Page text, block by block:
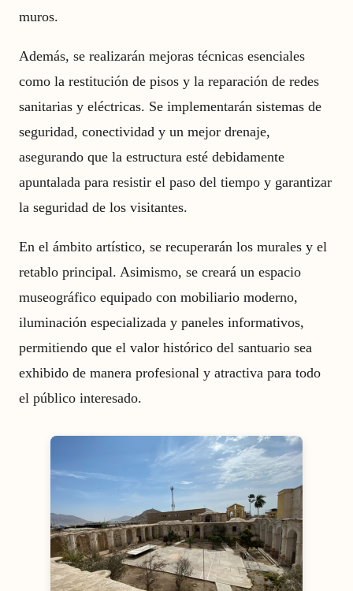
muros.
Además, se realizarán mejoras técnicas esenciales
como la restitución de pisos y la reparación de redes
sanitarias y eléctricas. Se implementarán sistemas de
seguridad, conectividad y un mejor drenaje,
asegurando que la estructura esté debidamente
apuntalada para resistir el paso del tiempo y garantizar
la seguridad de los visitantes.
En el ámbito artístico, se recuperarán los murales y el
retablo principal. Asimismo, se creará un espacio
museográfico equipado con mobiliario moderno,
iluminación especializada y paneles informativos,
permitiendo que el valor histórico del santuario sea
exhibido de manera profesional y atractiva para todo
el público interesado.